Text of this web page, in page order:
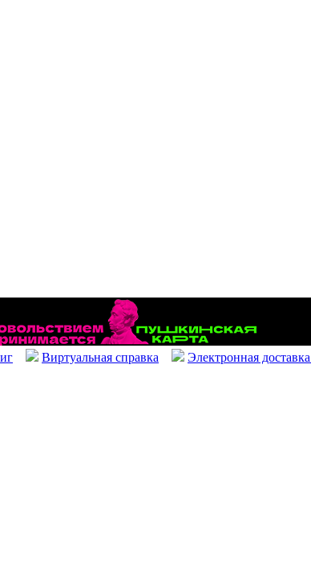
Виртуальная справка
Электронная